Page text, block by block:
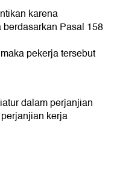
karena
Pasal 158
pekerja tersebut
dalam perjanjian
kerja